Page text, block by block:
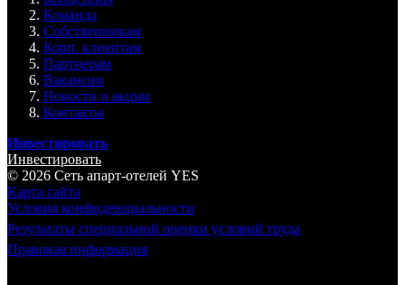
Команда
Собственникам
Корп. клиентам
Партнерам
Вакансии
Новости и акции
Контакты
Инвестировать
Инвестировать
© 2026 Cеть апарт-отелей YES
Карта сайта
Условия конфиденциальности
Результаты специальной оценки условий труда
Правовая информация